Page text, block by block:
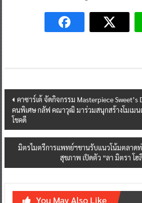
Post
navigation
คาซาร์เต้ จัดกิจกรรม Masterpiece
คนพิเศษ กลัฟ คณาวุฒิ มาร่วมสนุกสร้างโมเ
โชคดี
มิตรไมตรีการแพทย์ฯขานรับแนวโน้มตลาดท่
สุขภาพ เปิดตัว “ลา มิตรา โฮ
You May Also Like